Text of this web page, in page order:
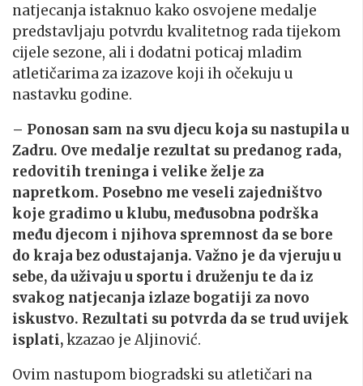
natjecanja istaknuo kako osvojene medalje
predstavljaju potvrdu kvalitetnog rada tijekom
cijele sezone, ali i dodatni poticaj mladim
atletičarima za izazove koji ih očekuju u
nastavku godine.
– Ponosan sam na svu djecu koja su nastupila u
Zadru. Ove medalje rezultat su predanog rada,
redovitih treninga i velike želje za
napretkom. Posebno me veseli zajedništvo
koje gradimo u klubu, međusobna podrška
među djecom i njihova spremnost da se bore
do kraja bez odustajanja. Važno je da vjeruju u
sebe, da uživaju u sportu i druženju te da iz
svakog natjecanja izlaze bogatiji za novo
iskustvo. Rezultati su potvrda da se trud uvijek
isplati,kzazao je Aljinović.
Ovim nastupom biogradski su atletičari na